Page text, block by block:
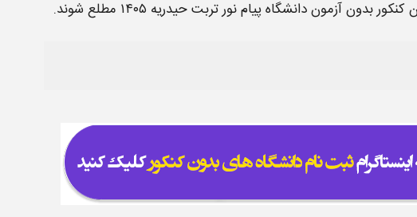
بدون آزمون دانشگاه پیام نور تربت حیدریه مطلع شوند.